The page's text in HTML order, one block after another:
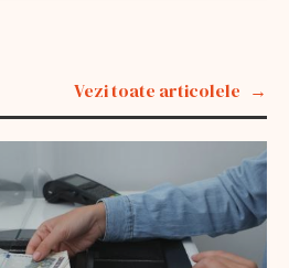
Vezi toate articolele